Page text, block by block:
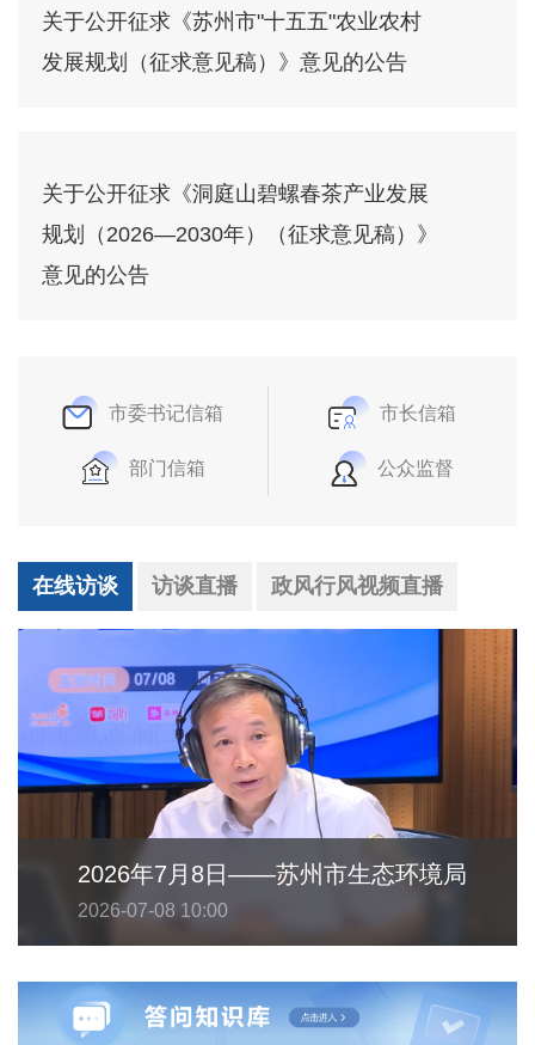
关于公开征求《苏州市"十五五"农业农村
发展规划（征求意见稿）》意见的公告
关于公开征求《洞庭山碧螺春茶产业发展
规划（2026—2030年）（征求意见稿）》
意见的公告
市委书记信箱 市长信箱
部门信箱 公众监督
在线访谈 访谈直播 政风行风视频直播
2026年7月8日——苏州市生态环境局
2026-07-08 10:00